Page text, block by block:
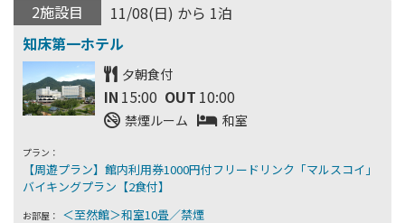
2施設目 11/08(日) から 1泊
夕朝食付
IN 15:00 OUT 10:00
禁煙ルーム 和室
プラン：
お部屋：